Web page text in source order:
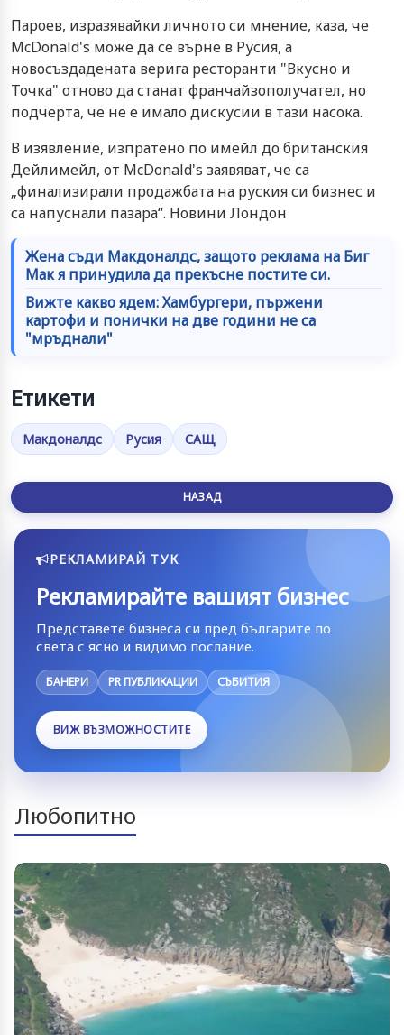
Пароев, изразявайки личното си мнение, каза, че
McDonald's може да се върне в Русия, а
новосъздадената верига ресторанти "Вкусно и
Точка" отново да станат франчайзополучател, но
подчерта, че не е имало дискусии в тази насока.
В изявление, изпратено по имейл до британския
Дейлимейл, от McDonald's заявяват, че са
„финализирали продажбата на руския си бизнес и
са напуснали пазара“. Новини Лондон
Жена съди Макдоналдс, защото реклама на Биг
Мак я принудила да прекъсне постите си.
Вижте какво ядем: Хамбургери, пържени
картофи и понички на две години не са
"мръднали"​
Етикети
Макдоналдс Русия САЩ
НАЗАД
РЕКЛАМИРАЙ ТУК
Рекламирайте вашият бизнес
Представете бизнеса си пред българите по
света с ясно и видимо послание.
БАНЕРИ PR ПУБЛИКАЦИИ СЪБИТИЯ
ВИЖ ВЪЗМОЖНОСТИТЕ
Любопитно